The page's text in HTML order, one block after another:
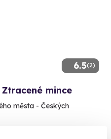
6.5(2)
mince
města - Českých